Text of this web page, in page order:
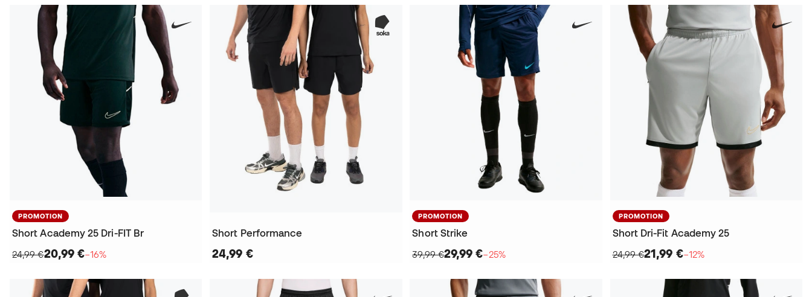
PROMOTION
Short Academy 25 Dri-FIT Br
24,99 €20,99 €−16%
Short Performance
24,99 €
PROMOTION
Short Strike
39,99 €29,99 €−25%
PROMOTION
Short Dri-Fit Academy 25
24,99 €21,99 €−12%